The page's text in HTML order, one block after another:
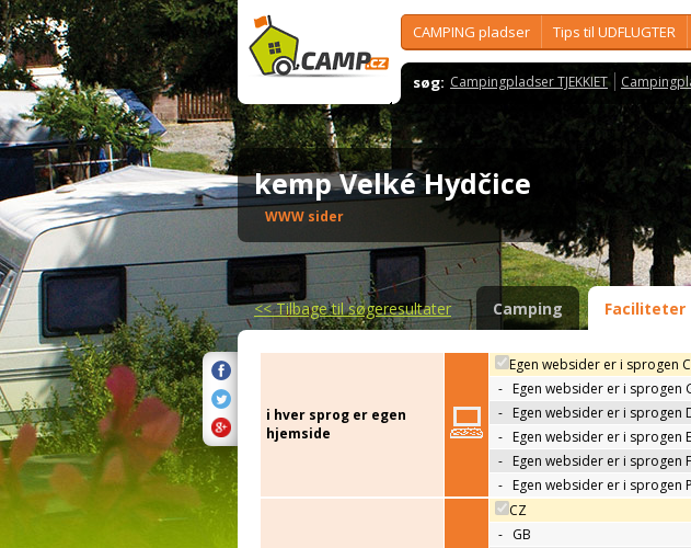
CAMPING pladser Tips til UDFLUGTER
søg: Campingpladser TJEKKIET
kemp Velké Hydčice
WWW sider
<<Tilbage til søgeresultater Camping Faciliteter
i hver sprog er egen
hjemside
Egen websider er i sprogen
- Egen websider er i sprogen
- Egen websider er i sprogen
- Egen websider er i sprogen
- Egen websider er i sprogen F
- Egen websider er i sprogen
CZ
- GB